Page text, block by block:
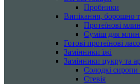
Пробники
Випікання, борошно
Протеїнові
Суміш для
Готові протеїнові
Замінники їжі
Замінники цукру та
Солодкі сиропи
Стевія